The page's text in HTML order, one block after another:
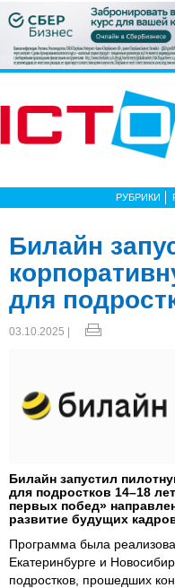
РУБРИКИ
Билайн
для
03.10.2025 |
Билайн запустил
для подростков 14–18
первых побед»
развитие будущих
Программа была
Екатеринбурге и
подростков, прошедших